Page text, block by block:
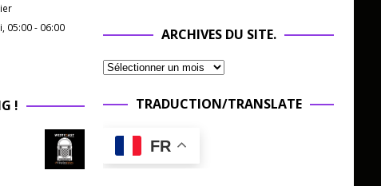
05:00 - 06:00
!
ARCHIVES DU SITE.
TRADUCTION/TRANSLATE
FR